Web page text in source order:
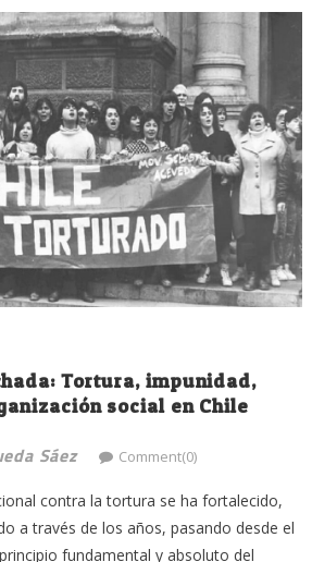
Tortura, impunidad,
social en Chile
Sáez Comment(0)
contra la tortura se ha fortalecido,
a través de los años, pasando desde el
fundamental y absoluto del